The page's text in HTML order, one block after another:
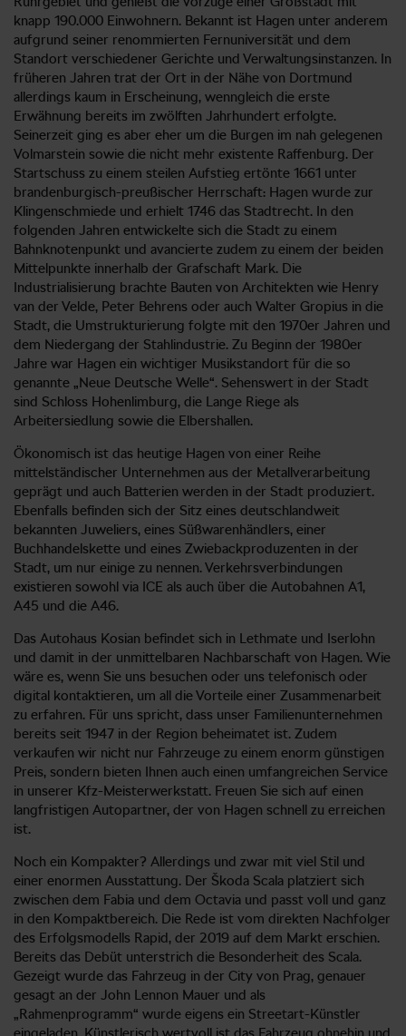
knapp 190.000 Einwohnern. Bekannt ist Hagen unter anderem
aufgrund seiner renommierten Fernuniversität und dem
Standort verschiedener Gerichte und Verwaltungsinstanzen. In
früheren Jahren trat der Ort in der Nähe von Dortmund
allerdings kaum in Erscheinung, wenngleich die erste
Erwähnung bereits im zwölften Jahrhundert erfolgte.
Seinerzeit ging es aber eher um die Burgen im nah gelegenen
Volmarstein sowie die nicht mehr existente Raffenburg. Der
Startschuss zu einem steilen Aufstieg ertönte 1661 unter
brandenburgisch-preußischer Herrschaft: Hagen wurde zur
Klingenschmiede und erhielt 1746 das Stadtrecht. In den
folgenden Jahren entwickelte sich die Stadt zu einem
Bahnknotenpunkt und avancierte zudem zu einem der beiden
Mittelpunkte innerhalb der Grafschaft Mark. Die
Industrialisierung brachte Bauten von Architekten wie Henry
van der Velde, Peter Behrens oder auch Walter Gropius in die
Stadt, die Umstrukturierung folgte mit den 1970er Jahren und
dem Niedergang der Stahlindustrie. Zu Beginn der 1980er
Jahre war Hagen ein wichtiger Musikstandort für die so
genannte „Neue Deutsche Welle“. Sehenswert in der Stadt
sind Schloss Hohenlimburg, die Lange Riege als
Arbeitersiedlung sowie die Elbershallen.
Ökonomisch ist das heutige Hagen von einer Reihe
mittelständischer Unternehmen aus der Metallverarbeitung
geprägt und auch Batterien werden in der Stadt produziert.
Ebenfalls befinden sich der Sitz eines deutschlandweit
bekannten Juweliers, eines Süßwarenhändlers, einer
Buchhandelskette und eines Zwiebackproduzenten in der
Stadt, um nur einige zu nennen. Verkehrsverbindungen
existieren sowohl via ICE als auch über die Autobahnen A1,
A45 und die A46.
Das Autohaus Kosian befindet sich in Lethmate und Iserlohn
und damit in der unmittelbaren Nachbarschaft von Hagen. Wie
wäre es, wenn Sie uns besuchen oder uns telefonisch oder
digital kontaktieren, um all die Vorteile einer Zusammenarbeit
zu erfahren. Für uns spricht, dass unser Familienunternehmen
bereits seit 1947 in der Region beheimatet ist. Zudem
verkaufen wir nicht nur Fahrzeuge zu einem enorm günstigen
Preis, sondern bieten Ihnen auch einen umfangreichen Service
in unserer Kfz-Meisterwerkstatt. Freuen Sie sich auf einen
langfristigen Autopartner, der von Hagen schnell zu erreichen
ist.
Noch ein Kompakter? Allerdings und zwar mit viel Stil und
einer enormen Ausstattung. Der Škoda Scala platziert sich
zwischen dem Fabia und dem Octavia und passt voll und ganz
in den Kompaktbereich. Die Rede ist vom direkten Nachfolger
des Erfolgsmodells Rapid, der 2019 auf dem Markt erschien.
Bereits das Debüt unterstrich die Besonderheit des Scala.
Gezeigt wurde das Fahrzeug in der City von Prag, genauer
gesagt an der John Lennon Mauer und als
„Rahmenprogramm“ wurde eigens ein Streetart-Künstler